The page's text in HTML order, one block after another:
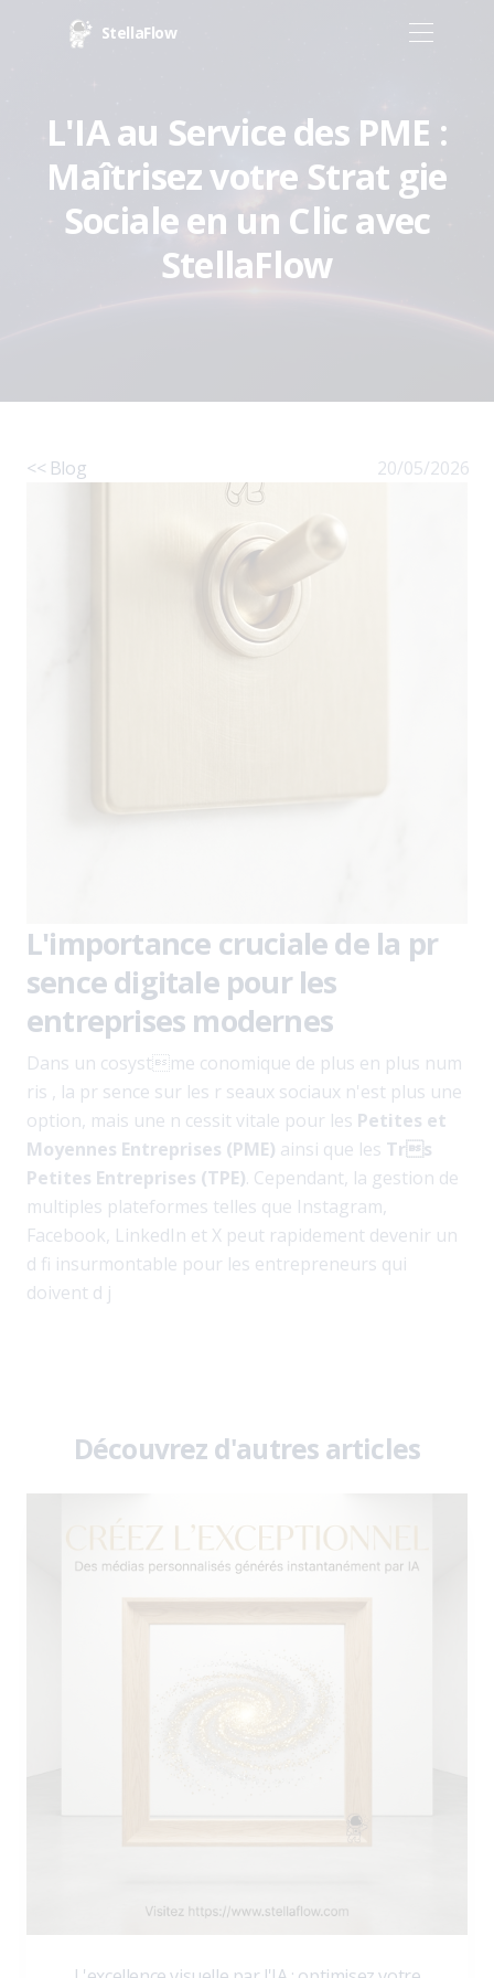
StellaFlow
L'IA au Service des PME :
Maîtrisez votre Strat gie
Sociale en un Clic avec
StellaFlow
<< Blog 20/05/2026
L'importance cruciale de la pr
sence digitale pour les
entreprises modernes
Dans un cosystme conomique de plus en plus num
ris , la pr sence sur les r seaux sociaux n'est plus une
option, mais une n cessit vitale pour les Petites et
Moyennes Entreprises (PME) ainsi que les Trs
Petites Entreprises (TPE). Cependant, la gestion de
multiples plateformes telles que Instagram,
Facebook, LinkedIn et X peut rapidement devenir un
d fi insurmontable pour les entrepreneurs qui
doivent d j
Découvrez d'autres articles